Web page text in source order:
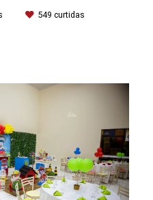
549 curtidas